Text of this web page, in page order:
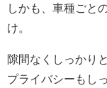
しかも、車種ごと
け。
隙間なくしっかり
プライバシーもし